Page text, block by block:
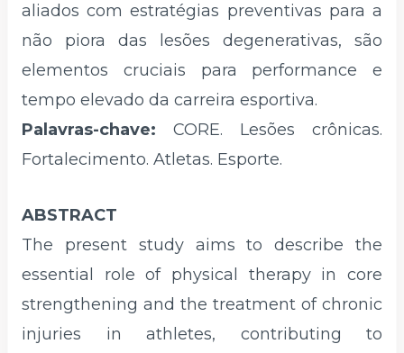
aliados com estratégias preventivas para a
não piora das lesões degenerativas, são
elementos cruciais para performance e
tempo elevado da carreira esportiva.
Palavras-chave: CORE. Lesões crônicas.
Fortalecimento. Atletas. Esporte.
ABSTRACT
The present study aims to describe the
essential role of physical therapy in core
strengthening and the treatment of chronic
injuries in athletes, contributing to